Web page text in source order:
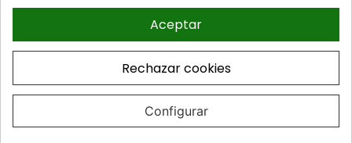
© 2026 Tienda online de
Curtidos y Tapicerias y
articulos para Zapateria y
Guarnicioneria. Perez Burgos
Aceptar
Rechazar cookies
Configurar